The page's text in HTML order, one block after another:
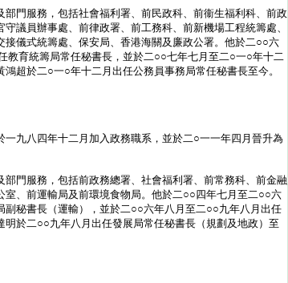
門服務，包括社會福利署、前民政科、前衞生福利科、前政
議員辦事處、前律政署、前工務科、前新機場工程統籌處、
接儀式統籌處、保安局、香港海關及廉政公署。他於二○○六
教育統籌局常任秘書長，並於二○○七年七月至二○一○年十二
鴻超於二○一○年十二月出任公務員事務局常任秘書長至今。
九八四年十二月加入政務職系，並於二○一一年四月晉升為
門服務，包括前政務總署、社會福利署、前常務科、前金融
室、前運輸局及前環境食物局。他於二○○四年七月至二○○六
副秘書長（運輸），並於二○○六年八月至二○○九年八月出任
明於二○○九年八月出任發展局常任秘書長（規劃及地政）至